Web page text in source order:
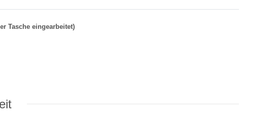
Tasche eingearbeitet)